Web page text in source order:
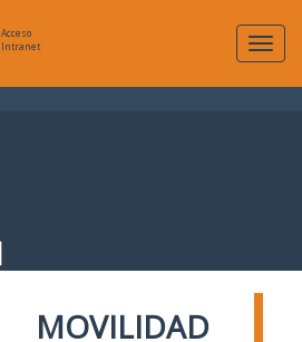
Acceso
Intranet
MOVILIDAD